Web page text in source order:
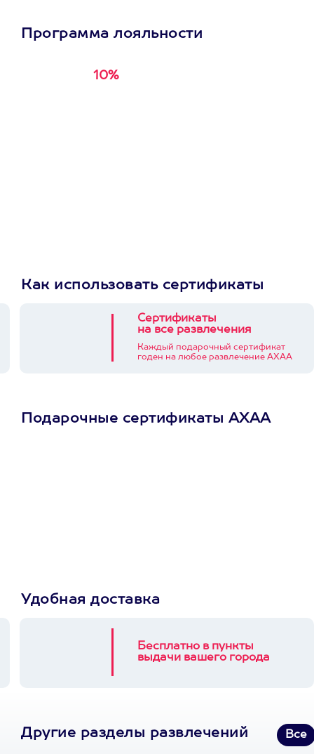
Программа лояльности
10%
Как использовать сертификаты
Сертификаты
на все развлечения
Каждый подарочный сертификат
годен на любое развлечение АХАА
Подарочные сертификаты АХАА
Удобная доставка
Бесплатно в пункты
выдачи вашего города
Другие разделы развлечений Все